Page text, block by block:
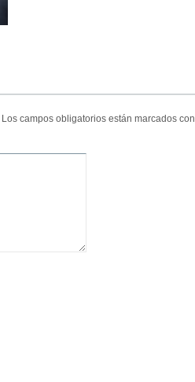
Los campos obligatorios están marcados con